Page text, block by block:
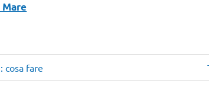
Mare
cosa fare